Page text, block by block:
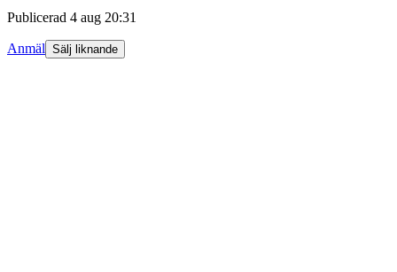
Publicerad 4 aug 20:31
Anmäl Sälj liknande